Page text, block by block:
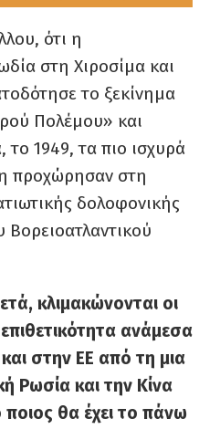
ότι η
στη Χιροσίμα και
το ξεκίνημα
Πολέμου» και
το 1949, τα πιο ισχυρά
προχώρησαν στη
δολοφονικής
κλιμακώνονται οι
ανάμεσα
στην ΕΕ από τη μια
Ρωσία και την Κίνα
θα έχει το πάνω